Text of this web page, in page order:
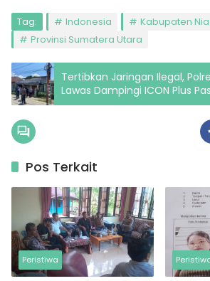
Tag: Indonesia
Kabupaten
Provinsi Sumatera Utara
Tertibkan Jaringan Ilegal,
Lawas Dampingi ICON Plus
Peringatan di Tiang PLN
Pos Terkait
Peristiwa